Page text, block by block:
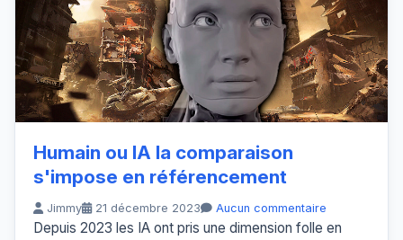
Humain ou IA la comparaison
s'impose en référencement
Jimmy 21 décembre 2023 Aucun commentaire
Depuis 2023 les IA ont pris une dimension folle en